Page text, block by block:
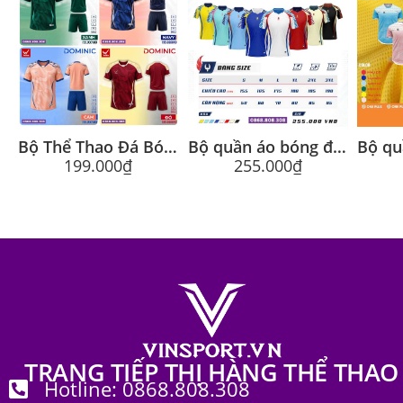
Bộ Thể Thao Đá Bóng Wika Dominic Chính Hãng
199.000₫
Bộ quần áo bóng đá Glory chính hãng Egan
255.000₫
TRANG TIẾP THỊ HÀNG THỂ THAO
Hotline: 0868.808.308